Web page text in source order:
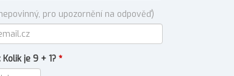
pro upozornění na odpověď)
je 9 + 1? *